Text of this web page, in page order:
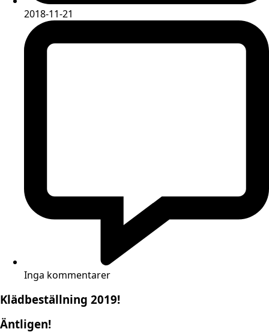
2018-11-21
Inga kommentarer
Klädbeställning 2019!
Äntligen!